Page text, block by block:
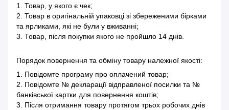
1. Товар, у якого є чек;
2. Товар в оригінальній упаковці зі збереженими бірками
та ярликами, які не були у вживанні;
3. Товар, після покупки якого не пройшло 14 днів.
Порядок повернення та обміну товару належної якості:
1. Повідомте програму про оплачений товар;
2. Повідомте № декларації відправленої посилки та №
банківської картки для повернення коштів;
3. Після отримання товару протягом трьох робочих днів